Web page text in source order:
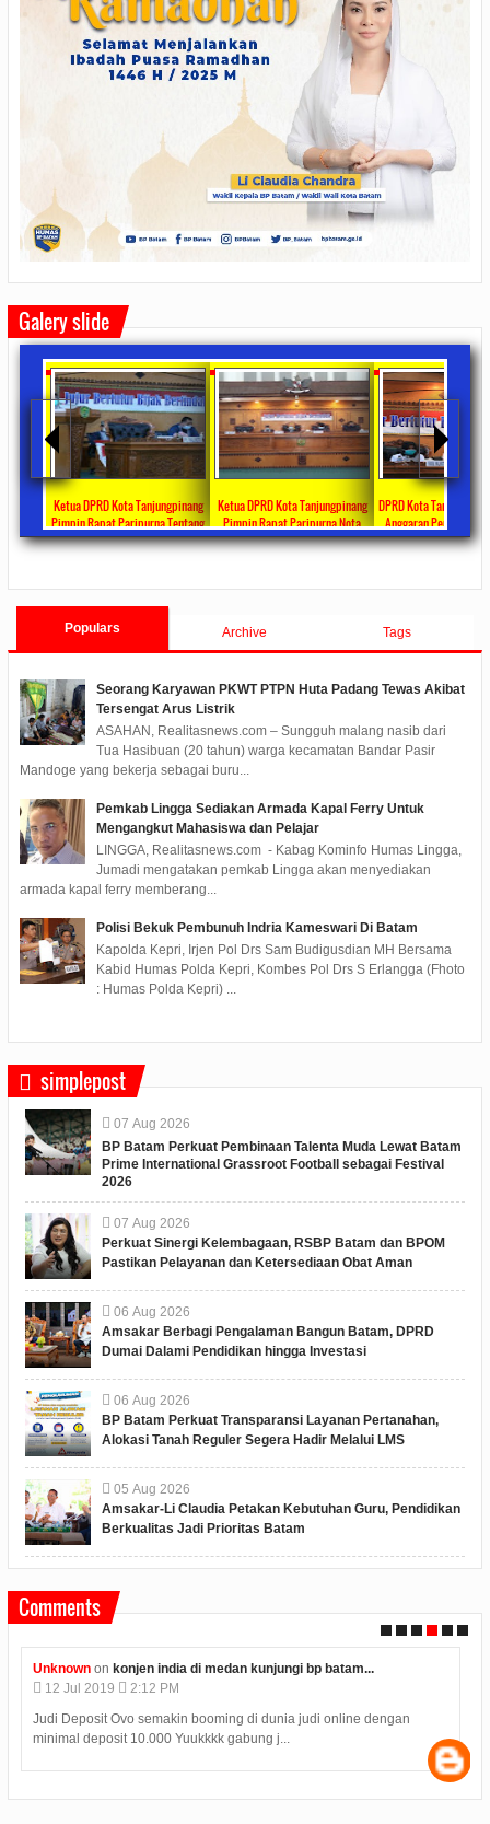
Galery slide
DTKS
Ketua DPRD Kota Tanjungpinang
Pimpin Rapat Paripurna Tentang
Jawaban Pandangan Umum Fraksi-
Ketua DPRD Kota Tanjungpinang
Pimpin Rapat Paripurna Nota
Pengantar LKPJ Walikota
DPRD Kota
Anggaran Penanganan
Tahun 2020 Sebesar
Populars Archive Tags
Seorang Karyawan PKWT PTPN Huta Padang Tewas Akibat
Tersengat Arus Listrik
ASAHAN, Realitasnews.com – Sungguh malang nasib dari
Tua Hasibuan (20 tahun) warga kecamatan Bandar Pasir
Mandoge yang bekerja sebagai buru...
Pemkab Lingga Sediakan Armada Kapal Ferry Untuk
Mengangkut Mahasiswa dan Pelajar
LINGGA, Realitasnews.com - Kabag Kominfo Humas Lingga,
Jumadi mengatakan pemkab Lingga akan menyediakan
armada kapal ferry memberang...
Polisi Bekuk Pembunuh Indria Kameswari Di Batam
Kapolda Kepri, Irjen Pol Drs Sam Budigusdian MH Bersama
Kabid Humas Polda Kepri, Kombes Pol Drs S Erlangga (Fhoto
: Humas Polda Kepri) ...
simplepost
07 Aug 2026
BP Batam Perkuat Pembinaan Talenta Muda Lewat Batam
Prime International Grassroot Football sebagai Festival
2026
07 Aug 2026
Perkuat Sinergi Kelembagaan, RSBP Batam dan BPOM
Pastikan Pelayanan dan Ketersediaan Obat Aman
06 Aug 2026
Amsakar Berbagi Pengalaman Bangun Batam, DPRD
Dumai Dalami Pendidikan hingga Investasi
06 Aug 2026
BP Batam Perkuat Transparansi Layanan Pertanahan,
Alokasi Tanah Reguler Segera Hadir Melalui LMS
05 Aug 2026
Amsakar-Li Claudia Petakan Kebutuhan Guru, Pendidikan
Berkualitas Jadi Prioritas Batam
Comments
bp batam...
judi online dengan
Anonymousonpolres karimun memberikan
Hasil Seleksi Bersama Perguruan Tinggi
pada Selasa (9/7) pukul 15.00 WIB. Samp...